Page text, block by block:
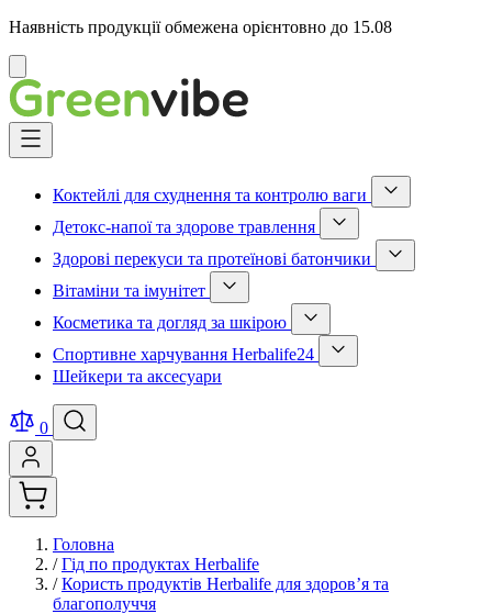
Наявність продукції обмежена орієнтовно до 15.08
Skip
to
Content
Коктейлі для схуднення та контролю ваги
Show
for
Коктейлі
Детокс-напої та здорове травлення
Show
submenu
здорове
Здорові перекуси та протеїнові батончики
Show
Вітаміни та імунітет
Show
submenu
Вітаміни
Косметика та догляд за шкірою
Show
submenu
for
Спортивне харчування Herbalife24
Show
Шейкери та аксесуари
0
Головна
/ Гід по продуктах Herbalife
/ Користь продуктів Herbalife для здоров’я та
благополуччя